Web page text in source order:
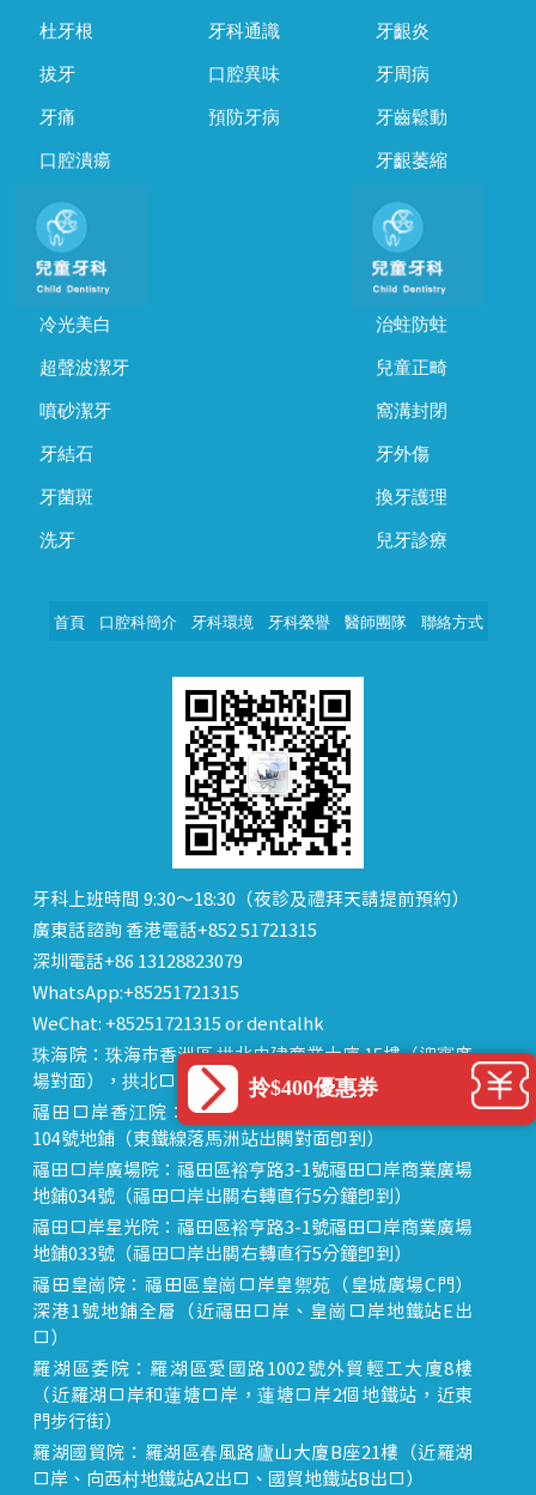
杜牙根
拔牙
牙痛
口腔潰瘍
牙科通識
口腔異味
預防牙病
牙齦炎
牙周病
牙齒鬆動
牙齦萎縮
冷光美白
超聲波潔牙
噴砂潔牙
牙結石
牙菌斑
洗牙
治蛀防蛀
兒童正畸
窩溝封閉
牙外傷
換牙護理
兒牙診療
首頁 口腔科簡介 牙科環境 牙科榮譽 醫師團隊 聯絡方式
牙科上班時間 9:30～18:30（夜診及禮拜天請提前預約）
廣東話諮詢 香港電話+852 51721315
深圳電話+86 13128823079
WhatsApp:+85251721315
WeChat: +85251721315 or dentalhk
珠海院：珠海市香洲區 拱北中建商業大廈 15樓（迎賓廣
場對面），拱北口岸步行8分鐘直達
福田口岸香江院：福田區福田口岸正對面，海悅華城
104號地鋪（東鐵線落馬洲站出關對面即到）
福田口岸廣場院：福田區裕亨路3-1號福田口岸商業廣場
地鋪034號（福田口岸出關右轉直行5分鐘即到）
福田口岸星光院：福田區裕亨路3-1號福田口岸商業廣場
地鋪033號（福田口岸出關右轉直行5分鐘即到）
福田皇崗院：福田區皇崗口岸皇禦苑（皇城廣場C門）
深港1號地鋪全層（近福田口岸、皇崗口岸地鐵站E出
口）
羅湖區委院：羅湖區愛國路1002號外貿輕工大廈8樓
（近羅湖口岸和蓮塘口岸，蓮塘口岸2個地鐵站，近東
門步行街）
羅湖國貿院：羅湖區春風路廬山大廈B座21樓（近羅湖
口岸、向西村地鐵站A2出口、國貿地鐵站B出口）
拎$400優惠券